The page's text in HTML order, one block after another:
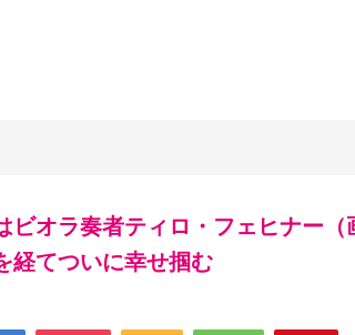
ビオラ奏者ティロ・フェヒナー（
経てついに幸せ掴む